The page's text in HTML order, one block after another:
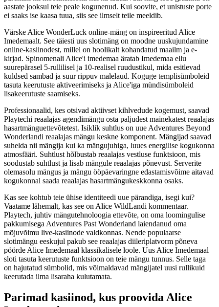
aastate jooksul teie peale kogunenud. Kui soovite, et unistuste porte
ei saaks ise kaasa tuua, siis see ilmselt teile meeldib.
Värske Alice WonderLuck online-mäng on inspireeritud Alice
Imedemaalt. See täiesti uus slotimäng on moodne uuskujundamine
online-kasiinodest, millel on hoolikalt kohandatud maailm ja e-
kirjad. Spinomenali Alice'i imedemaa äratab Imedemaa ellu
suurepärasel 5-rullilisel ja 10-realisel ruudustikul, mida esitlevad
kuldsed sambad ja suur rippuv malelaud. Koguge templisümboleid
tasuta keerutuste aktiveerimiseks ja Alice'iga mündisümboleid
lisakeerutuste saamiseks.
Professionaalid, kes otsivad aktiivset kihlvedude kogemust, saavad
Playtechi reaalajas agendimängu osta paljudest mainekatest reaalajas
hasartmänguettevõtetest. Isiklik suhtlus on uue Adventures Beyond
Wonderlandi reaalajas mängu keskne komponent. Mängijad saavad
suhelda nii mängija kui ka mängujuhiga, luues energilise kogukonna
atmosfääri. Suhtlust hõlbustab reaalajas vestluse funktsioon, mis
soodustab suhtlust ja lisab mängule reaalajas põnevust. Serverite
olemasolu mängus ja mängu ööpäevaringne edastamisvõime aitavad
kogukonnal saada reaalajas hasartmängukeskkonna osaks.
Kas see kohtub teie ühise identiteedi uue pärandiga, isegi kui?
Vaatame lähemalt, kas see on Alice WildLandi kommentaar.
Playtech, juhtiv mängutehnoloogia ettevõte, on oma loomingulise
pakkumisega Adventures Past Wonderland laiendanud oma
mõjuvõimu live-kasiinode valdkonnas. Nende populaarse
slotimängu eeskujul pakub see reaalajas diileriplatvorm põneva
pöörde Alice Imedemaal klassikalisele loole. Uus Alice Imedemaal
sloti tasuta keerutuste funktsioon on teie mängu tunnus. Selle taga
on hajutatud sümbolid, mis võimaldavad mängijatel uusi rullikuid
keerutada ilma lisaraha kulutamata.
Parimad kasiinod, kus proovida Alice